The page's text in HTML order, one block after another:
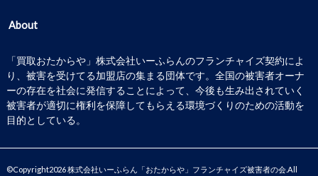
About
「買取おたからや」株式会社いーふらんのフランチャイズ契約によ
り、被害を受けてる加盟店の集まる団体です。全国の被害者オーナ
ーの存在を社会に発信することによって、今後も生み出されていく
被害者が適切に権利を保障してもらえる環境づくりのための活動を
目的としている。
©Copyright2026株式会社いーふらん「おたからや」フランチャイズ被害者の会.All